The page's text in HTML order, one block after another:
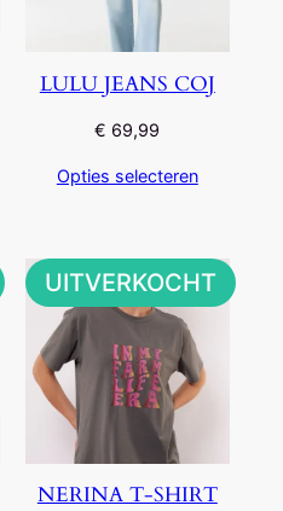
LULU JEANS COJ
€ 69,99
Opties selecteren
UITVERKOCHT
NERINA T-SHIRT